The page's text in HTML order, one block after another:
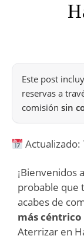
Este post
reservas a
comisión sin
¡Bienvenidos
probable que
acabes de
más
Aterrizar en